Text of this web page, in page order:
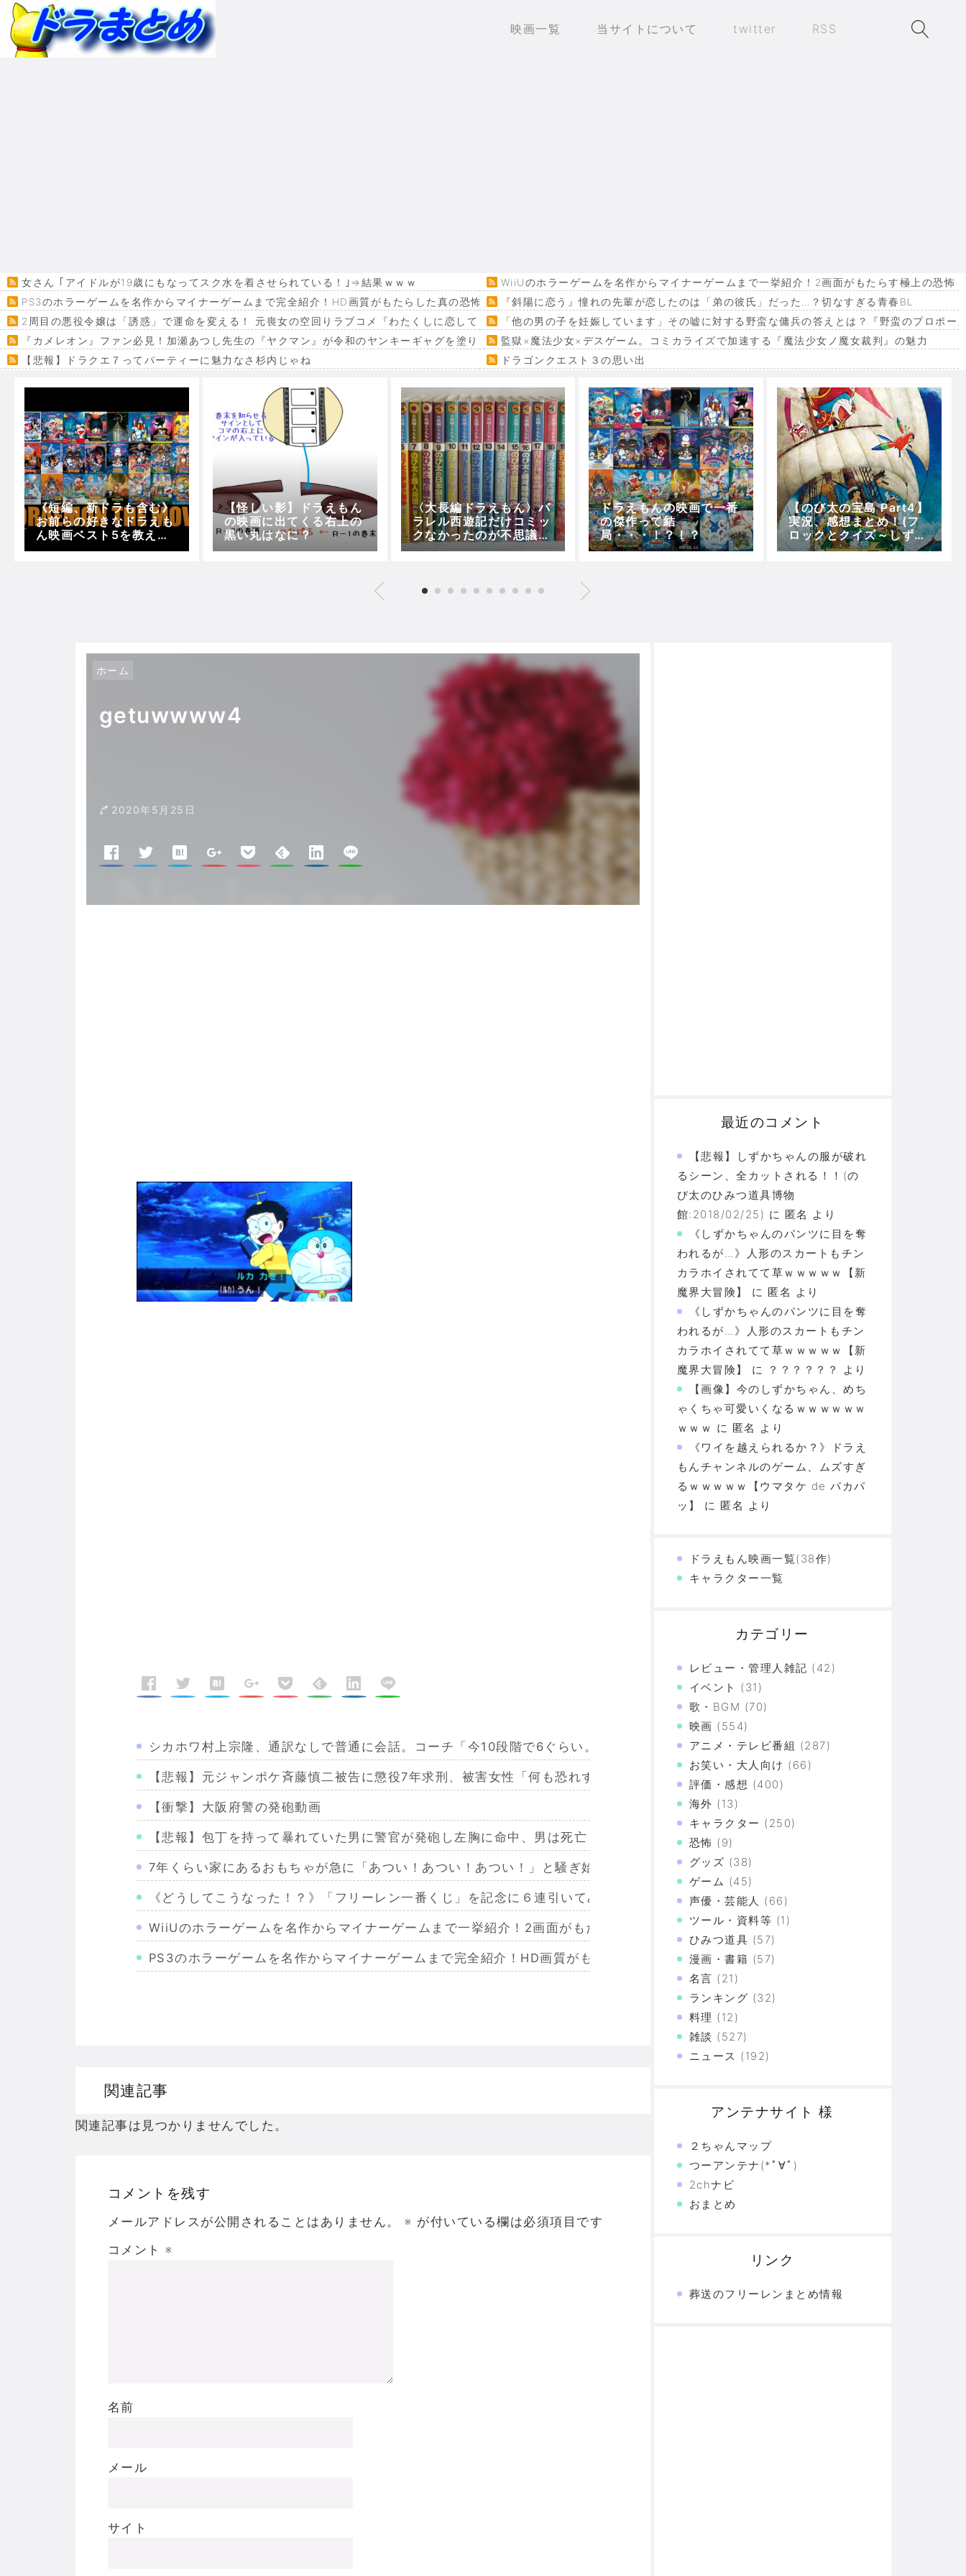
映画一覧 当サイトについて twitter RSS
女さん ｢アイドルが19歳にもなってスク水を着させられている！｣⇒結果ｗｗｗ
WiiUのホラーゲームを名作からマイナーゲームまで一挙紹介！2画面がもたらす極上の恐怖
PS3のホラーゲームを名作からマイナーゲームまで完全紹介！HD画質がもたらした真の恐怖…
『斜陽に恋う』憧れの先輩が恋したのは「弟の彼氏」だった…？切なすぎる青春BL
2周目の悪役令嬢は「誘惑」で運命を変える！ 元喪女の空回りラブコメ『わたくしに恋してください！』「他の男の子を妊娠しています」その嘘に対する野蛮な傭兵の答えとは？『野蛮のプロポー
『カメレオン』ファン必見！加瀬あつし先生の『ヤクマン』が令和のヤンキーギャグを塗り替える監獄×魔法少女×デスゲーム。コミカライズで加速する『魔法少女ノ魔女裁判』の魅力
【悲報】ドラクエ７ってパーティーに魅力なさ杉内じゃね
ドラゴンクエスト３の思い出
Powered by livedoor 相互RSS
《短編、新ドラも含む》
お前らの好きなドラえも
ん映画ベスト5を教えて
くれ！！！
【怪しい影】ドラえもん
の映画に出てくる右上の
黒い丸はなに？
〈大長編ドラえもん〉パ
ラレル西遊記だけコミッ
クなかったのが不思議だ
った！！
ドラえもんの映画で一番
の傑作って結
局・・・！？！？
【のび太の宝島 Part4】
実況、感想まとめ！(フ
ロックとクイズ～しず
か、海賊船の内部へ)【5
ホーム
getuwwww4
2020年5月25日
シカホワ村上宗隆、通訳なしで普通に会話。コーチ「今10段階で6ぐらい。来た時は0だった（笑）」
【悲報】元ジャンポケ斉藤慎二被告に懲役7年求刑、被害女性「何も恐れず外を歩きたい」
【衝撃】大阪府警の発砲動画
【悲報】包丁を持って暴れていた男に警官が発砲し左胸に命中、男は死亡
7年くらい家にあるおもちゃが急に「あつい！あつい！あつい！」と騒ぎ始めて、ほんまにうるさくて「暑いのお前だけちゃうねん！」
《どうしてこうなった！？》「フリーレン一番くじ」を記念に６連引いてみた！気づけばXX連で合計○万円使ってた！？
WiiUのホラーゲームを名作からマイナーゲームまで一挙紹介！2画面がもたらす極上の恐怖
PS3のホラーゲームを名作からマイナーゲームまで完全紹介！HD画質がもたらした真の恐怖…
PS2のホラーゲームを名作からマイナーまで完全紹介！フルポリゴンがもたらした恐怖の革命
ドリームキャストのホラーゲームを名作からマイナーまで完全紹介！ビジュアルメモリと駆け抜けた日々を思い出そう
Powered by livedoor 相互RSS
関連記事
関連記事は見つかりませんでした。
コメントを残す
メールアドレスが公開されることはありません。 ※ が付いている欄は必須項目です
コメント ※
名前
メール
サイト
最近のコメント
【悲報】しずかちゃんの服が破れ
るシーン、全カットされる！！(の
び太のひみつ道具博物
館:2018/02/25) に 匿名 より
《しずかちゃんのパンツに目を奪
われるが…》人形のスカートもチン
カラホイされてて草ｗｗｗｗｗ【新
魔界大冒険】
に 匿名 より
《しずかちゃんのパンツに目を奪
われるが…》人形のスカートもチン
カラホイされてて草ｗｗｗｗｗ【新
魔界大冒険】
に ？？？？？？
より
【画像】今のしずかちゃん、めち
ゃくちゃ可愛いくなるｗｗｗｗｗｗ
ｗｗｗ に 匿名 より
《ワイを越えられるか？》ドラえ
もんチャンネルのゲーム、ムズすぎ
るｗｗｗｗｗ【ウマタケ de パカパ
ッ】
に 匿名 より
ドラえもん映画一覧(38作)
キャラクター一覧
カテゴリー
レビュー・管理人雑記 (42)
イベント (31)
歌・BGM (70)
映画 (554)
アニメ・テレビ番組 (287)
お笑い・大人向け (66)
評価・感想 (400)
海外 (13)
キャラクター (250)
恐怖 (9)
グッズ (38)
ゲーム (45)
声優・芸能人 (66)
ツール・資料等 (1)
ひみつ道具 (57)
漫画・書籍 (57)
名言 (21)
ランキング (32)
料理 (12)
雑談 (527)
ニュース (192)
アンテナサイト 様
２ちゃんマップ
つーアンテナ(*ﾟ∀ﾟ)
2chナビ
おまとめ
リンク
葬送のフリーレンまとめ情報